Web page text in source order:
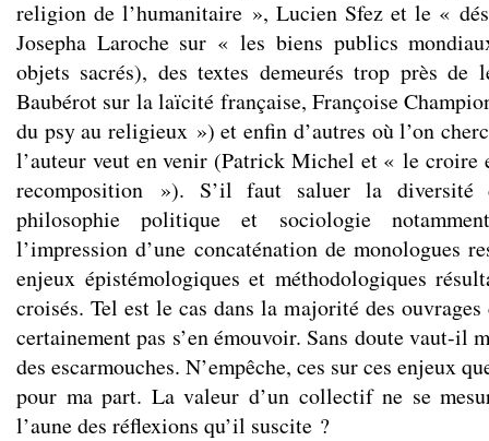
religion de l’humanitaire », Lucien Sfez et le «
Josepha Laroche sur « les biens publics
objets sacrés), des textes demeurés trop près de
Baubérot sur la laïcité française, Françoise
du psy au religieux ») et enfin d’autres où l’on
l’auteur veut en venir (Patrick Michel et « le croire
recomposition »). S’il faut saluer la diversité
philosophie politique et sociologie
l’impression d’une concaténation de monologues
enjeux épistémologiques et méthodologiques
croisés. Tel est le cas dans la majorité des
certainement pas s’en émouvoir. Sans doute vaut-il
des escarmouches. N’empêche, ces sur ces enjeux
pour ma part. La valeur d’un collectif ne se
l’aune des réflexions qu’il suscite ?